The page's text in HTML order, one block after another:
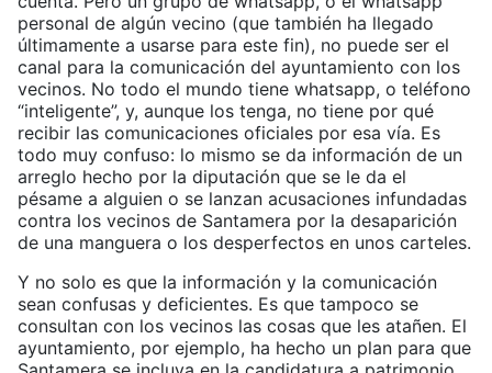
personal de algún vecino (que también ha llegado
últimamente a usarse para este fin), no puede ser el
canal para la comunicación del ayuntamiento con los
vecinos. No todo el mundo tiene whatsapp, o teléfono
“inteligente”, y, aunque los tenga, no tiene por qué
recibir las comunicaciones oficiales por esa vía. Es
todo muy confuso: lo mismo se da información de un
arreglo hecho por la diputación que se le da el
pésame a alguien o se lanzan acusaciones infundadas
contra los vecinos de Santamera por la desaparición
de una manguera o los desperfectos en unos carteles.
Y no solo es que la información y la comunicación
sean confusas y deficientes. Es que tampoco se
consultan con los vecinos las cosas que les atañen. El
ayuntamiento, por ejemplo, ha hecho un plan para que